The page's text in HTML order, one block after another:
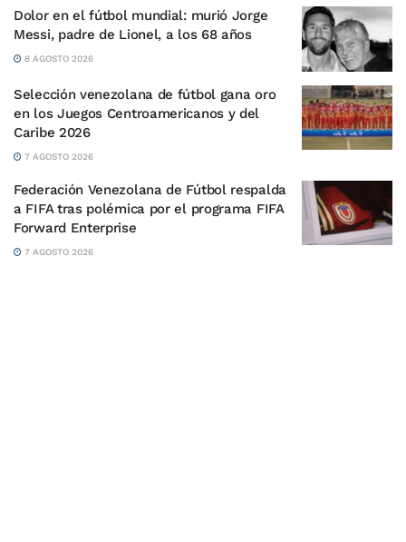
Dolor en el fútbol mundial: murió Jorge
Messi, padre de Lionel, a los 68 años
8 AGOSTO 2026
Selección venezolana de fútbol gana oro
en los Juegos Centroamericanos y del
Caribe 2026
7 AGOSTO 2026
Federación Venezolana de Fútbol respalda
a FIFA tras polémica por el programa FIFA
Forward Enterprise
7 AGOSTO 2026